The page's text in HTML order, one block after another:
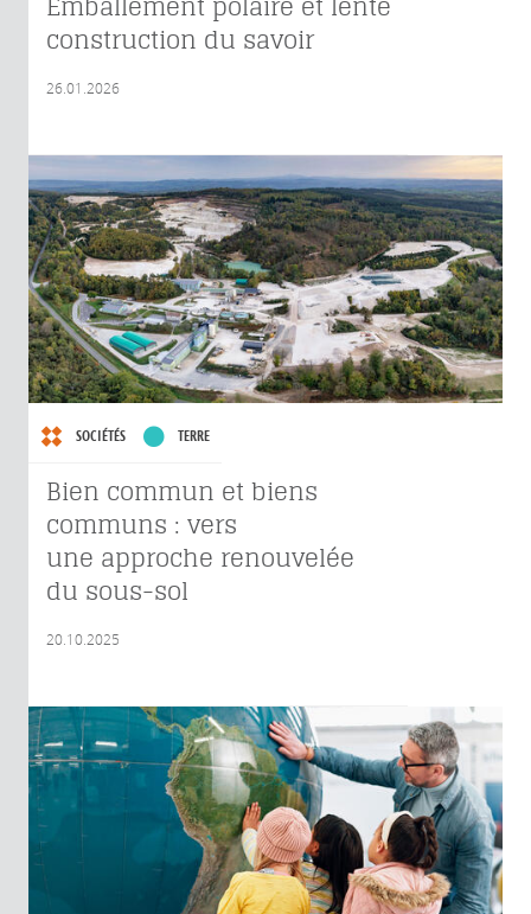
Emballement polaire et lente
construction du savoir
26.01.2026
SOCIÉTÉS TERRE
Bien commun et biens
communs : vers
une approche renouvelée
du sous-sol
20.10.2025